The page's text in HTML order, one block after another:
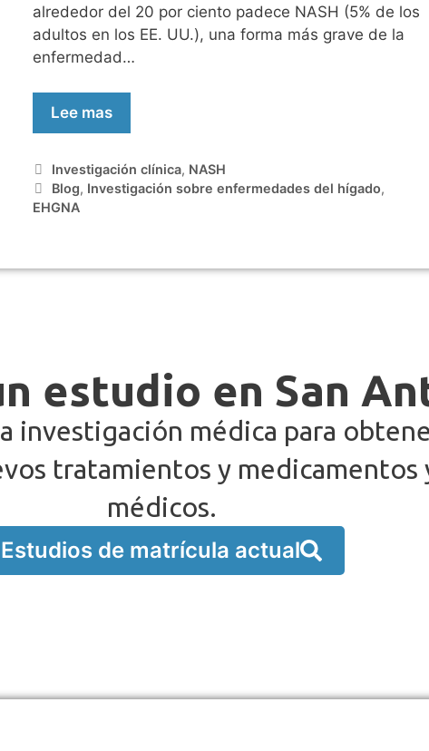
alrededor del 20 por ciento padece NASH (5% de los
adultos en los EE. UU.), una forma más grave de la
enfermedad…
Lee mas
Investigación clínica, NASH
Blog, Investigación sobre enfermedades del hígado,
EHGNA
estudio en San
investigación médica para
tratamientos y medicamentos
médicos.
Estudios de matrícula actual